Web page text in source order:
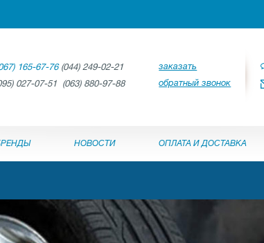
165-67-76(044) 249-02-21
027-07-51 (063) 880-97-88
заказать
обратный звонок
НОВОСТИ ОПЛАТА И ДОСТАВКА